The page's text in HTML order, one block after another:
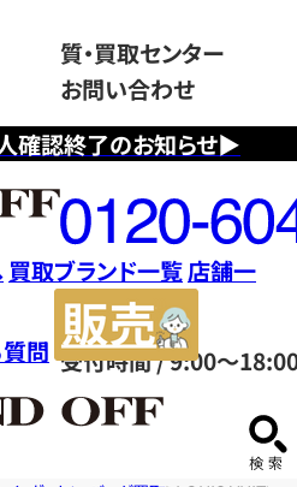
確認終了のお知らせ▶
質・買取センター
お問い合わせ
フ
リ
ー
ダ
イ
ヤ
ル
0120604117
受付時間 / 9:00～
買取ブランド一覧店舗一
質問
サ